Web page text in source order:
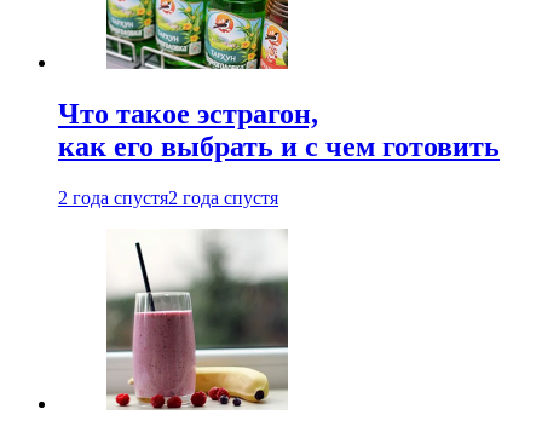
Что такое эстрагон,
как его выбрать и с чем готовить
2 года спустя2 года спустя